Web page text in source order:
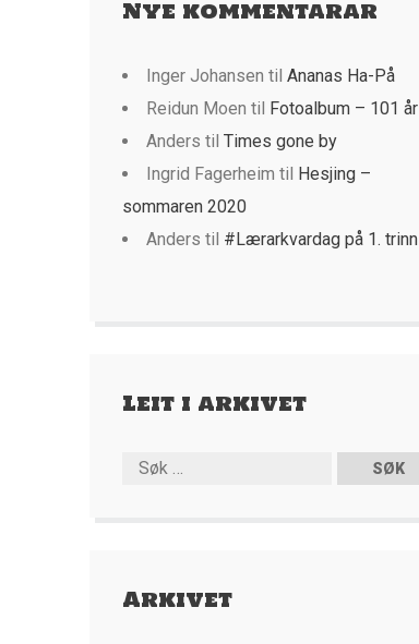
Nye kommentarar
Inger Johansen til Ananas Ha-På
Reidun Moen til Fotoalbum – 101 år
Anders til Times gone by
Ingrid Fagerheim til Hesjing –
sommaren 2020
Anders til #Lærarkvardag på 1. trinn
Leit i arkivet
Arkivet